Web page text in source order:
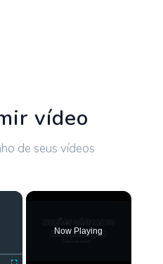
vídeo
de seus vídeos
×
Now Playing